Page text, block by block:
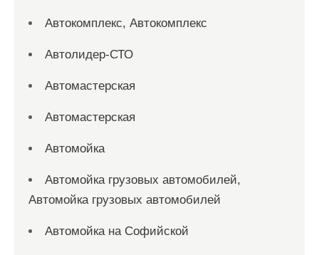
Автокомплекс, Автокомплекс
Автолидер-СТО
Автомастерская
Автомастерская
Автомойка
Автомойка грузовых автомобилей,
Автомойка грузовых автомобилей
Автомойка на Софийской